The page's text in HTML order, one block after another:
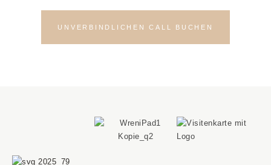
UNVERBINDLICHEN CALL BUCHEN